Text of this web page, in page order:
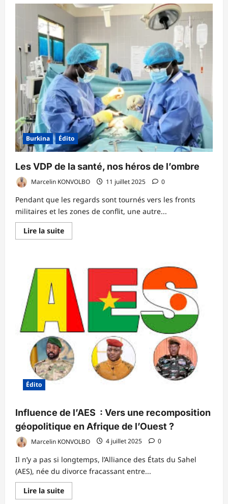
sur
15
octobre :
mémoire
d’un
immortel
assassiné
Burkina Édito
Les VDP de la santé, nos héros de l’ombre
Marcelin KONVOLBO 11 juillet 2025 0
Pendant que les regards sont tournés vers les fronts
militaires et les zones de conflit, une autre...
Lire la suiteEn
savoir
VDP
de
santé,
nos
héros
l’ombre
Édito
Influence de l’AES : Vers une recomposition
géopolitique en Afrique de l’Ouest ?
Marcelin KONVOLBO 4 juillet 2025 0
Il n’y a pas si longtemps, l’Alliance des États du Sahel
(AES), née du divorce fracassant entre...
Lire la suiteEn
savoir